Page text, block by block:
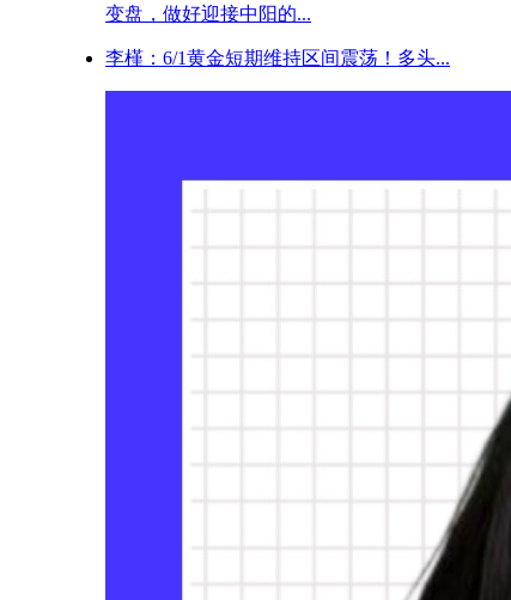
变盘，做好迎接中阳的...
李槿：6/1黄金短期维持区间震荡！多头...